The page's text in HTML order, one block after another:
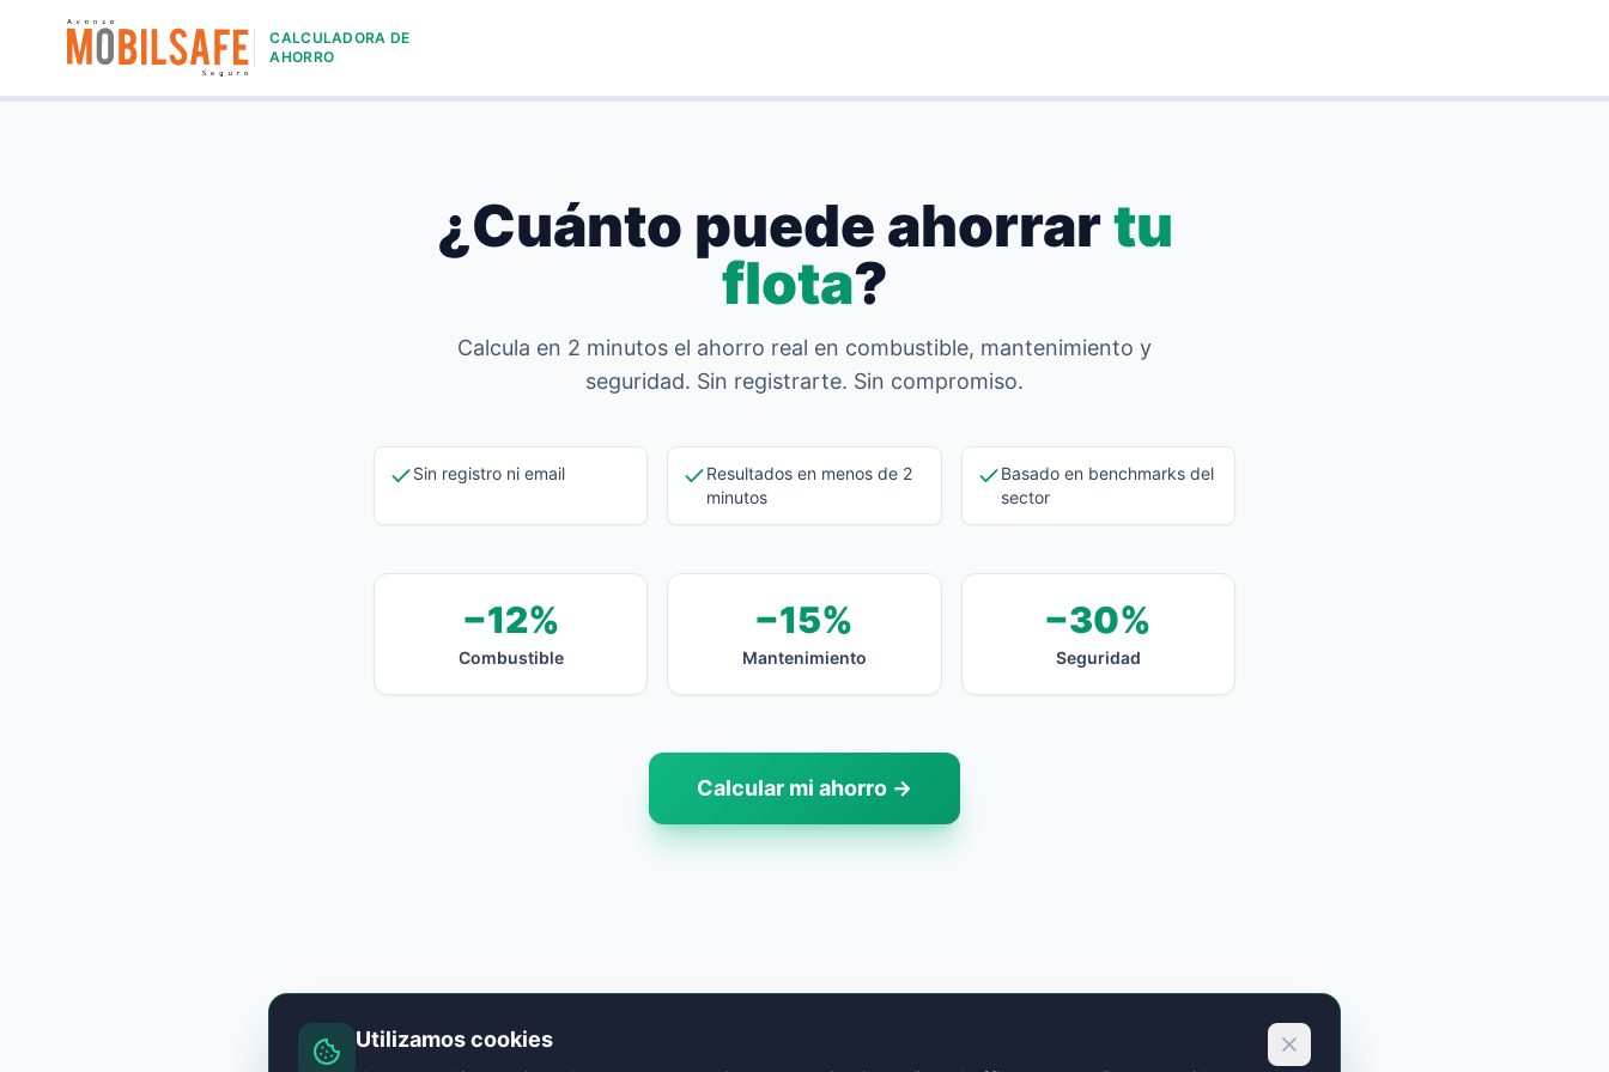
CALCULADORA DE
AHORRO
¿Cuánto puede ahorrartu
flota?
Calcula en 2 minutos el ahorro real en combustible, mantenimiento y
seguridad. Sin registrarte. Sin compromiso.
Sin registro ni email
Resultados en menos de 2
minutos
Basado en benchmarks del
sector
−12%
Combustible
−15%
Mantenimiento
−30%
Seguridad
Calcular mi ahorro →
Utilizamos cookies